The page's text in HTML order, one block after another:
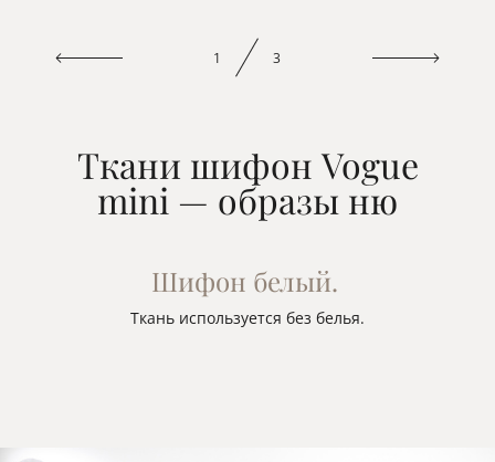
1 3
Ткани шифон Vogue
mini — образы ню
Шифон белый.
Ткань используется без белья.